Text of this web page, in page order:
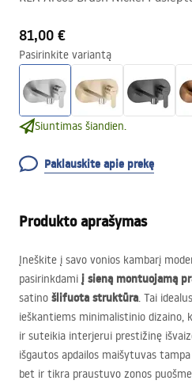
81,00 €
Pasirinkite variantą
Siuntimas šiandien.
Paklauskite apie prekę
Produkto aprašymas
Įneškite į savo vonios kambarį
pasirinkdami į sieną montuojamą
satino šlifuota struktūra. Tai
ieškantiems minimalistinio
ir suteikia interjerui prestižinę
išgautos apdailos maišytuvas
bet ir tikra praustuvo zonos